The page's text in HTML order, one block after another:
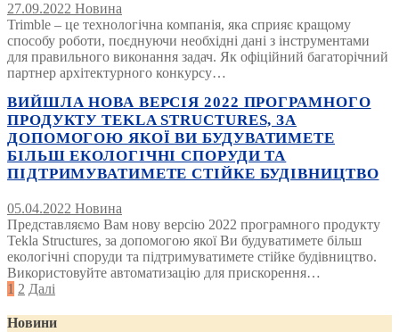
27.09.2022 Новина
Trimble – це технологічна компанія, яка сприяє кращому
способу роботи, поєднуючи необхідні дані з інструментами
для правильного виконання задач. Як офіційний багаторічний
партнер архітектурного конкурсу…
ВИЙШЛА НОВА ВЕРСІЯ 2022 ПРОГРАМНОГО
ПРОДУКТУ TEKLA STRUCTURES, ЗА
ДОПОМОГОЮ ЯКОЇ ВИ БУДУВАТИМЕТЕ
БІЛЬШ ЕКОЛОГІЧНІ СПОРУДИ ТА
ПІДТРИМУВАТИМЕТЕ СТІЙКЕ БУДІВНИЦТВО
05.04.2022 Новина
Представляємо Вам нову версію 2022 програмного продукту
Tekla Structures, за допомогою якої Ви будуватимете більш
екологічні споруди та підтримуватимете стійке будівництво.
Використовуйте автоматизацію для прискорення…
Posts
pagination
1 2 Далі
Новини